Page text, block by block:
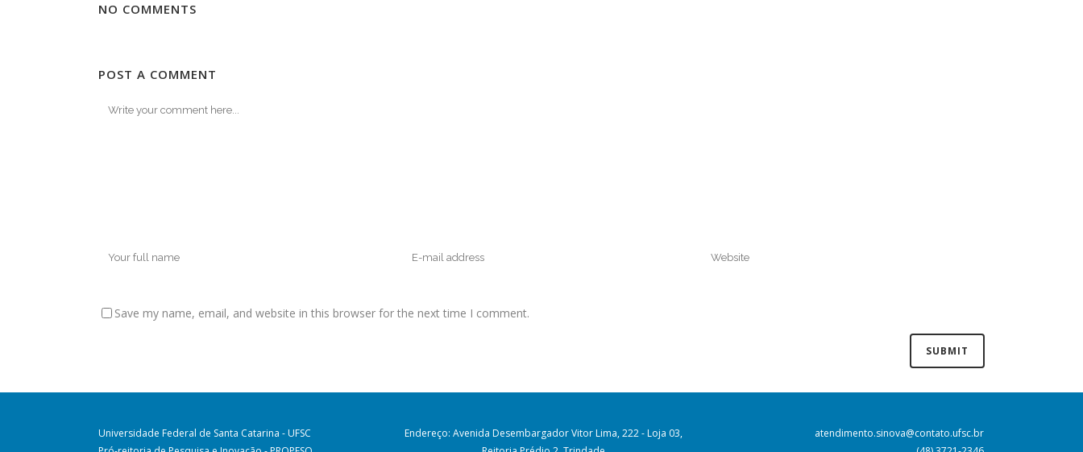
NO COMMENTS
POST A COMMENT
Save my name, email, and website in this browser for the next time I comment.
Universidade Federal de Santa Catarina - UFSC
Endereço: Avenida Desembargador Vitor Lima, 222 - Loja 03,
atendimento.sinova@contato.ufsc.br